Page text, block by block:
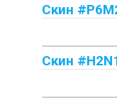
Скин
Скин